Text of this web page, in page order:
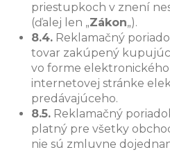
priestupkoch v znení
(ďalej len „Zákon„).
8.4. Reklamačný
tovar zakúpený
vo forme
internetovej stránke
predávajúceho.
8.5. Reklamačný
platný pre všetky
nie sú zmluvne